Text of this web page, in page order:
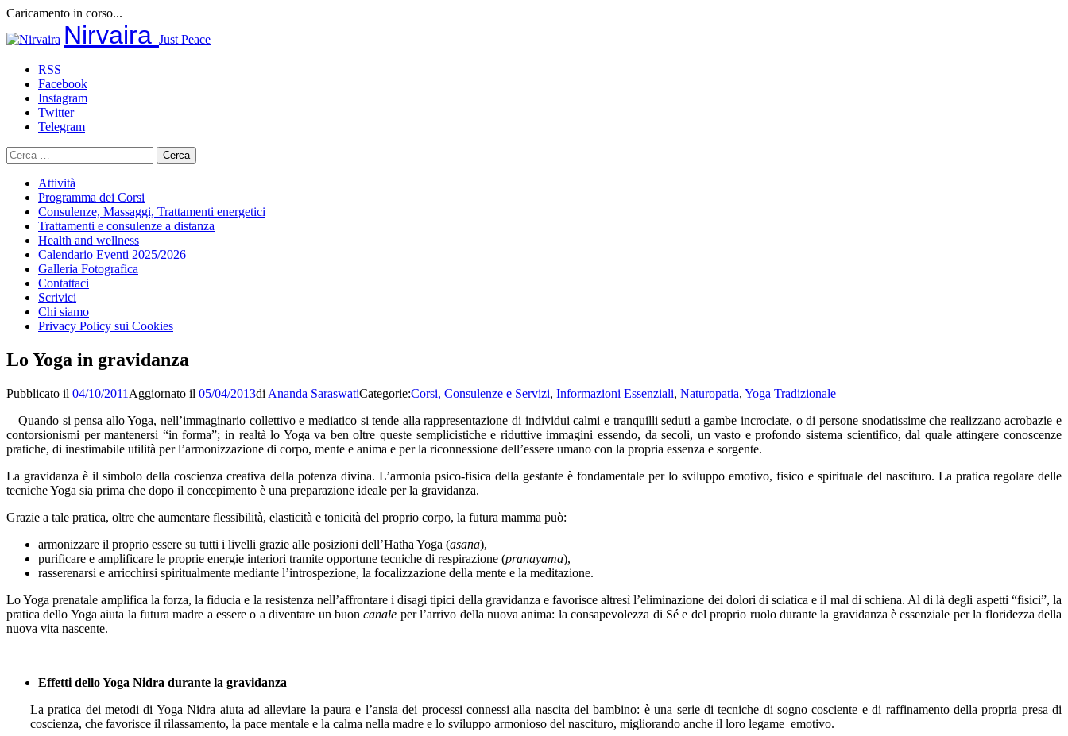
Caricamento in corso...
al
Nirvaira Just Peace
RSS
Facebook
Instagram
Twitter
Telegram
Ricerca
per:
Attività
Programma dei Corsi
Consulenze, Massaggi, Trattamenti energetici
Trattamenti e consulenze a distanza
Health and wellness
Calendario Eventi 2025/2026
Galleria Fotografica
Contattaci
Scrivici
Chi siamo
Privacy Policy sui Cookies
Lo Yoga in gravidanza
Pubblicato il 04/10/2011 Aggiornato il 05/04/2013di Ananda SaraswatiCategorie:Corsi, Consulenze e Servizi, Informazioni Essenziali, Naturopatia, Yoga Tradizionale
Quando si pensa allo Yoga, nell’immaginario collettivo e mediatico si tende alla rappresentazione di individui calmi e tranquilli seduti a gambe incrociate, o di persone snodatissime che realizzano acrobazie e
contorsionismi per mantenersi “in forma”; in realtà lo Yoga va ben oltre queste semplicistiche e riduttive immagini essendo, da secoli, un vasto e profondo sistema scientifico, dal quale attingere conoscenze
pratiche, di inestimabile utilità per l’armonizzazione di corpo, mente e anima e per la riconnessione dell’essere umano con la propria essenza e sorgente.
La gravidanza è il simbolo della coscienza creativa della potenza divina. L’armonia psico-fisica della gestante è fondamentale per lo sviluppo emotivo, fisico e spirituale del nascituro. La pratica regolare delle
tecniche Yoga sia prima che dopo il concepimento è una preparazione ideale per la gravidanza.
Grazie a tale pratica, oltre che aumentare flessibilità, elasticità e tonicità del proprio corpo, la futura mamma può:
armonizzare il proprio essere su tutti i livelli grazie alle posizioni dell’Hatha Yoga (asana),
purificare e amplificare le proprie energie interiori tramite opportune tecniche di respirazione (pranayama),
rasserenarsi e arricchirsi spiritualmente mediante l’introspezione, la focalizzazione della mente e la meditazione.
Lo Yoga prenatale amplifica la forza, la fiducia e la resistenza nell’affrontare i disagi tipici della gravidanza e favorisce altresì l’eliminazione dei dolori di sciatica e il mal di schiena. Al di là degli aspetti “fisici”, la
pratica dello Yoga aiuta la futura madre a essere o a diventare un buoncanale per l’arrivo della nuova anima: la consapevolezza di Sé e del proprio ruolo durante la gravidanza è essenziale per la floridezza della
nuova vita nascente.
Effetti dello Yoga Nidra durante la gravidanza
La pratica dei metodi di Yoga Nidra aiuta ad alleviare la paura e l’ansia dei processi connessi alla nascita del bambino: è una serie di tecniche di sogno cosciente e di raffinamento della propria presa di
coscienza, che favorisce il rilassamento, la pace mentale e la calma nella madre e lo sviluppo armonioso del nascituro, migliorando anche il loro legame emotivo.